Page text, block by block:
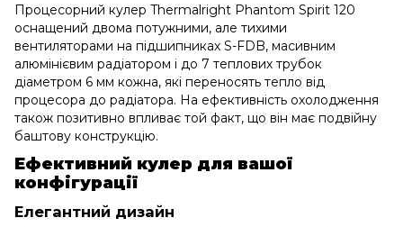
Процесорний кулер Thermalright Phantom Spirit 120
оснащений двома потужними, але тихими
вентиляторами на підшипниках S-FDB, масивним
алюмінієвим радіатором і до 7 теплових трубок
діаметром 6 мм кожна, які переносять тепло від
процесора до радіатора. На ефективність охолодження
також позитивно впливає той факт, що він має подвійну
баштову конструкцію.
Ефективний кулер для вашої
конфігурації
Елегантний дизайн